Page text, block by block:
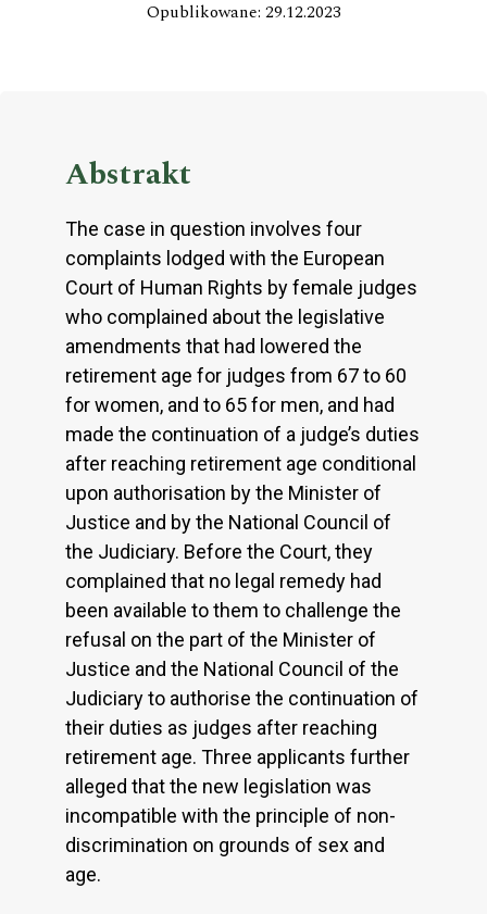
Opublikowane: 29.12.2023
Abstrakt
The case in question involves four
complaints lodged with the European
Court of Human Rights by female judges
who complained about the legislative
amendments that had lowered the
retirement age for judges from 67 to 60
for women, and to 65 for men, and had
made the continuation of a judge’s duties
after reaching retirement age conditional
upon authorisation by the Minister of
Justice and by the National Council of
the Judiciary. Before the Court, they
complained that no legal remedy had
been available to them to challenge the
refusal on the part of the Minister of
Justice and the National Council of the
Judiciary to authorise the continuation of
their duties as judges after reaching
retirement age. Three applicants further
alleged that the new legislation was
incompatible with the principle of non-
discrimination on grounds of sex and
age.